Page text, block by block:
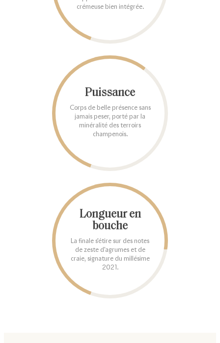
crémeuse bien intégrée.
Puissance
Corps de belle présence sans
jamais peser, porté par la
minéralité des terroirs
champenois.
Longueur en
bouche
La finale s'étire sur des notes
de zeste d'agrumes et de
craie, signature du millésime
2021.